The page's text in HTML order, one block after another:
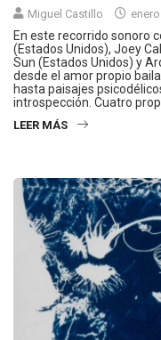
Miguel Castillo
En este recorrido sonoro
(Estados Unidos), Joey
Sun (Estados Unidos) y
desde el amor propio
hasta paisajes
introspección. Cuatro
LEER MÁS